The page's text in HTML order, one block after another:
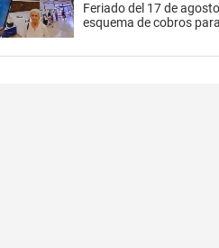
Feriado del 17 de
esquema de cobros